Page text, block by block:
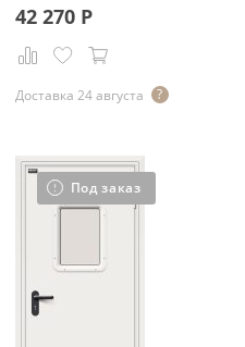
42 270Р
Доставка 24 августа
Под заказ